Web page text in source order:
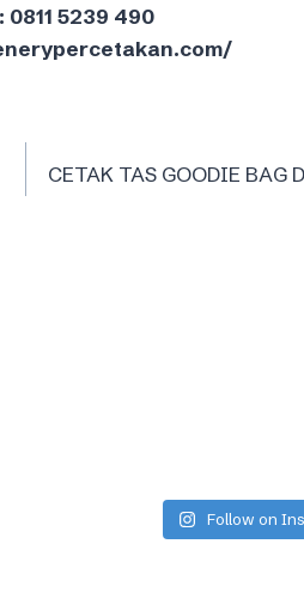
0811 5239 490
CETAK TAS GOODIE BAG
Follow on